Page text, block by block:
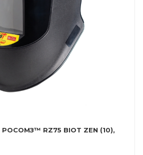
RZ75 BIOT ZEN (10),